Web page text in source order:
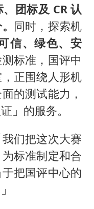
、团标及 CR 认
同时，探索机
信、绿色、安
标准，国评中
正围绕人形机
的测试能力，
」的服务。
们把这次大赛
标准制定和合
把国评中心的